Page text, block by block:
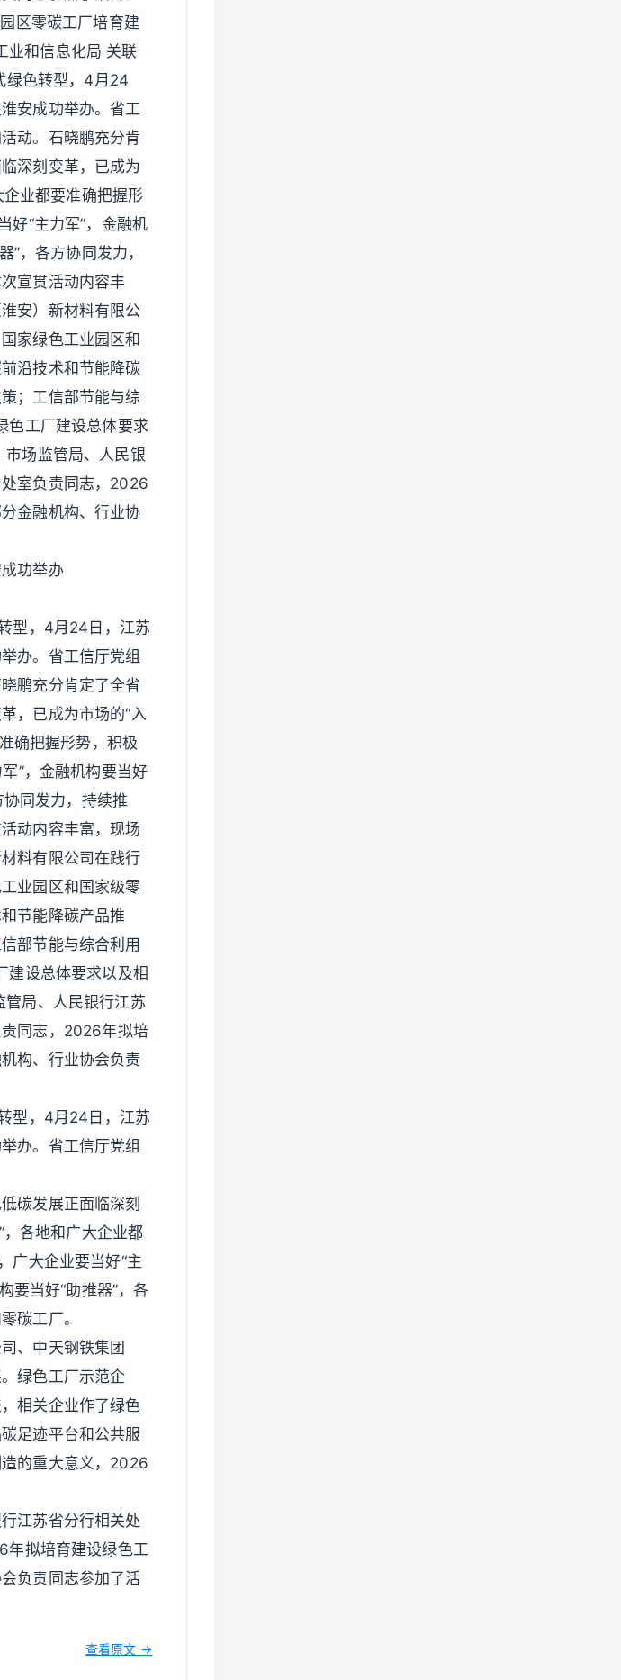
区零碳工厂培育建
业和信息化局 关联
绿色转型，4月24
安成功举办。省工
动。石晓鹏充分肯
深刻变革，已成为
企业都要准确把握形
好“主力军”，金融机
”，各方协同发力，
宣贯活动内容丰
安）新材料有限公
家绿色工业园区和
沿技术和节能降碳
；工信部节能与综
色工厂建设总体要求
场监管局、人民银
室负责同志，2026
金融机构、行业协
功举办
型，4月24日，江苏
办。省工信厅党组
鹏充分肯定了全省
，已成为市场的“入
确把握形势，积极
”，金融机构要当好
协同发力，持续推
动内容丰富，现场
料有限公司在践行
业园区和国家级零
节能降碳产品推
部节能与综合利用
建设总体要求以及相
局、人民银行江苏
同志，2026年拟培
构、行业协会负责
型，4月24日，江苏
办。省工信厅党组
碳发展正面临深刻
，各地和广大企业都
广大企业要当好“主
要当好“助推器”，各
碳工厂。
、中天钢铁集团
绿色工厂示范企
相关企业作了绿色
足迹平台和公共服
的重大意义，2026
江苏省分行相关处
年拟培育建设绿色工
负责同志参加了活
查看原文 →